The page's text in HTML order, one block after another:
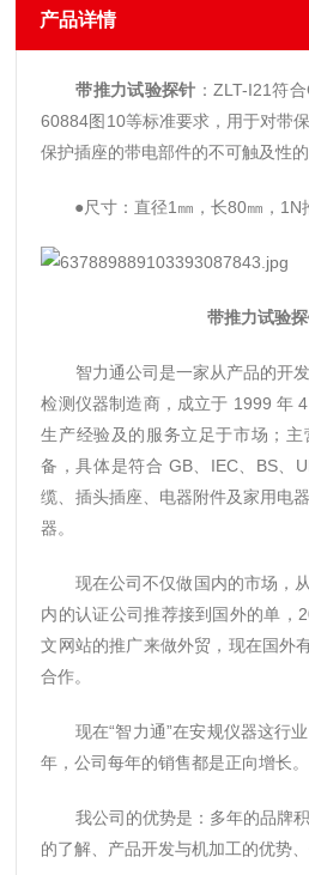
产品详情
带推力试验探针 ：ZLT-I21符
60884图10等标准要求，用于对带
保护插座的带电部件的不可触及性的
●尺寸：直径1㎜，长80㎜，1N
带推力试验
智力通公司是一家从产品的开
检测仪器制造商，成立于 1999 年
生产经验及的服务立足于市场；
备，具体是符合 GB、IEC、BS、
缆、插头插座、电器附件及家用电
器。
现在公司不仅做国内的市场，从
内的认证公司推荐接到国外的单，
文网站的推广来做外贸，现在国外
合作。
现在“智力通”在安规仪器这行业
年，公司每年的销售都是正向增长。
我公司的优势是：多年的品牌积
的了解、产品开发与机加工的优势、